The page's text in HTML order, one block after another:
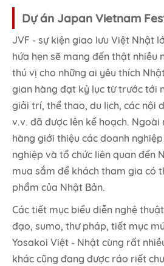
Dự án Japan Vietnam
JVF - sự kiện giao lưu Việt Nhật
hứa hẹn sẽ mang đến thật nhiều
thú vị cho những ai yêu thích
gian hàng đạt kỷ lục từ trước tới
giải trí, thể thao, du lịch, các nội
v.v. đã được lên kế hoạch. Ngoài
hàng giới thiệu các doanh
nghiệp và tổ chức liên quan đến
mua sắm để khách tham gia có
phẩm của Nhật Bản.
Các tiết mục biểu diễn nghệ
đạo, sumo, thư pháp, tiết mục
Yosakoi Việt - Nhật cùng rất
khác cũng đang được ráo riết